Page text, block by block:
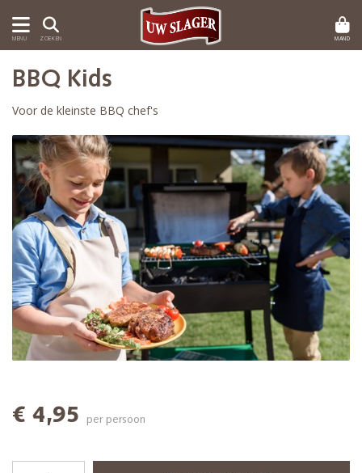
MENU ZOEKEN MAND
BBQ Kids
Voor de kleinste BBQ chef's
€ 4,95 per persoon